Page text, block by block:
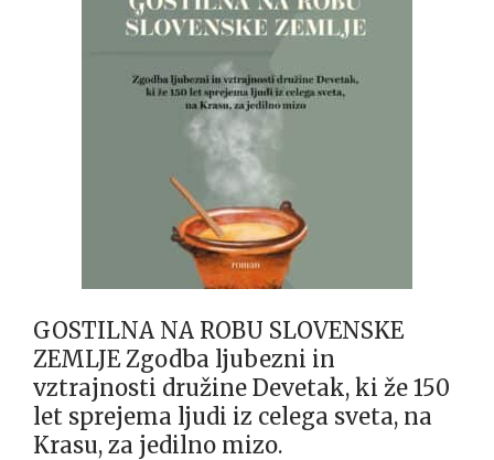
GOSTILNA NA ROBU SLOVENSKE
ZEMLJE Zgodba ljubezni in
vztrajnosti družine Devetak, ki že 150
let sprejema ljudi iz celega sveta, na
Krasu, za jedilno mizo.